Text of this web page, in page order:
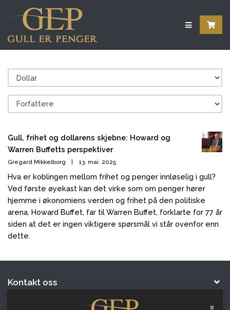
Gull, frihet og dollarens skjebne: Howard og
Warren Buffetts perspektiver
Gregard Mikkelborg 13. mai. 2025
Hva er koblingen mellom frihet og penger innløselig i gull?
Ved første øyekast kan det virke som om penger hører
hjemme i økonomiens verden og frihet på den politiske
arena. Howard Buffet, far til Warren Buffet, forklarte for 77 år
siden at det er ingen viktigere spørsmål vi står ovenfor enn
dette.
Kontakt oss
×